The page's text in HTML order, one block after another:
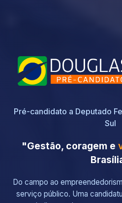
Pré-candidato a Deputado
Sul
"Gestão, coragem e
Do campo ao
serviço público. Uma